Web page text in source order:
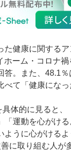
健康に関するア
ホーム・コロナ
答。また、48.1％
べて「健康にな
体的に見ると、
「運動を心がける
ように心がける
に取り組む人が